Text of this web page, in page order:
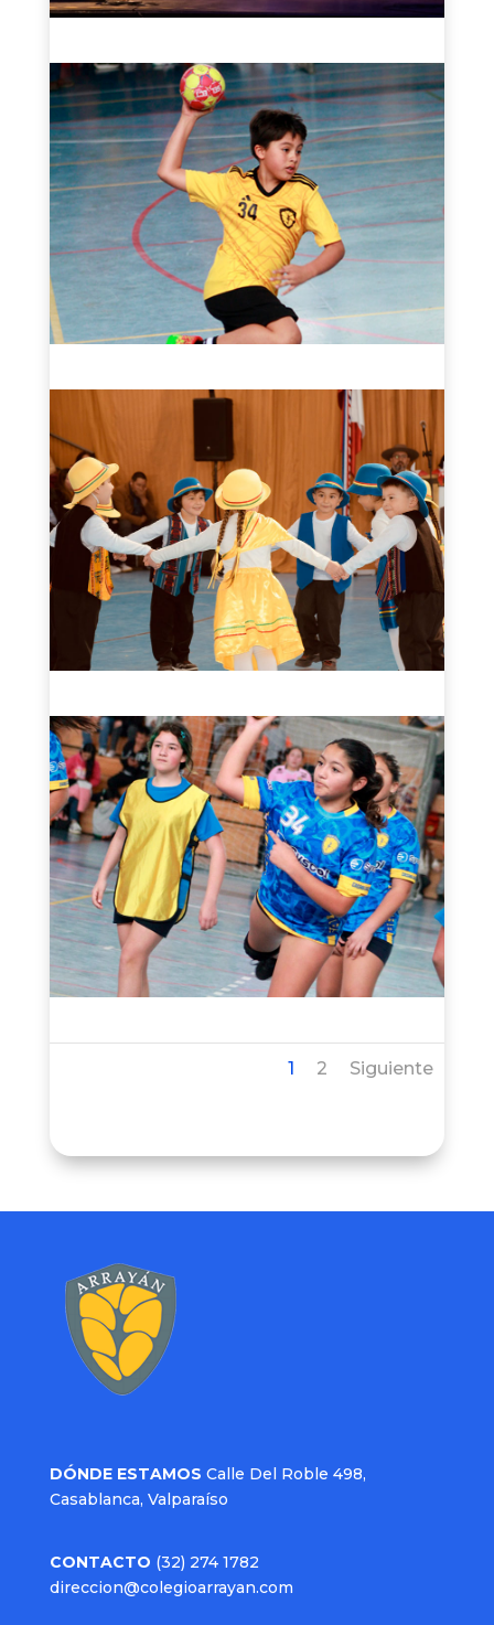
1 2 Siguiente
DÓNDE ESTAMOS Calle Del Roble 498,
Casablanca, Valparaíso
CONTACTO (32) 274 1782
direccion@colegioarrayan.com